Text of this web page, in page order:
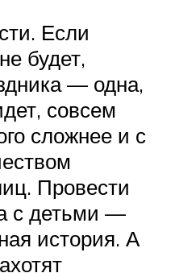
Если
будет,
— одна,
совсем
сложнее и с
Провести
с детьми —
история. А